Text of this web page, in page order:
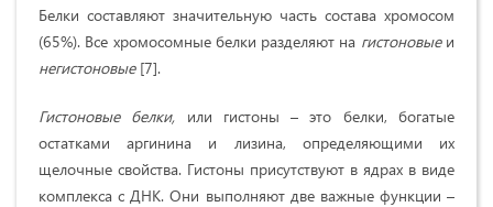
Белки составляют значительную часть состава хромосом
(65%). Все хромосомные белки разделяют на гистоновые и
негистоновые [7].
Гистоновые белки, или гистоны – это белки, богатые
остатками аргинина и лизина, определяющими их
щелочные свойства. Гистоны присутствуют в ядрах в виде
комплекса с ДНК. Они выполняют две важные функции –